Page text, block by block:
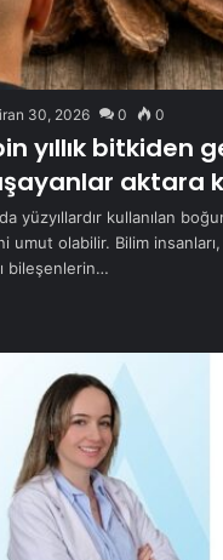
30, 2026 0 0
yıllık bitkiden
aktara
yüzyıllardır kullanılan
umut olabilir. Bilim
bileşenlerin…